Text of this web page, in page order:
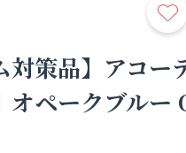
対策品】アコー
オペークブルー